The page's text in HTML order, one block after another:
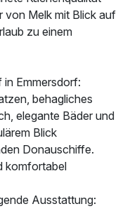
von Melk mit Blick auf
zu einem
Emmersdorf:
behagliches
elegante Bäder und
Blick
Donauschiffe.
komfortabel
Ausstattung: